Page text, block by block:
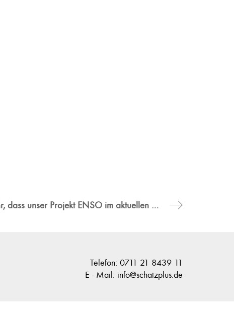
Wir freuen uns sehr, dass unser Projekt ENSO im aktuellen Jahrbuch „Die schönsten Restaurants & Bars“ veröffentlicht wurde.
Telefon: 0711 21 8439 11
E - Mail: info@schatzplus.de